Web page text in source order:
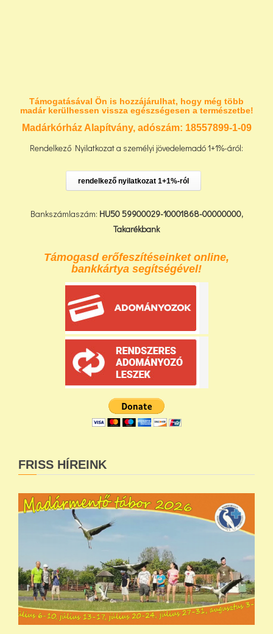
Támogatásával Ön is hozzájárulhat, hogy még több
madár kerülhessen vissza egészségesen a természetbe!
Madárkórház Alapítvány, adószám: 18557899-1-09
Rendelkező Nyilatkozat a személyi jövedelemadó 1+1%-áról:
rendelkező nyilatkozat 1+1%-ról
Bankszámlaszám: HU50 59900029-10001868-00000000,
Takarékbank
Támogasd erőfeszítéseinket online,
bankkártya segítségével!
FRISS HÍREINK